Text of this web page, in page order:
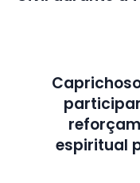
espiritual